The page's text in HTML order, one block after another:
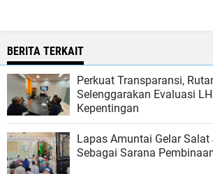
BERITA TERKAIT
Perkuat Transparansi,
Selenggarakan Evaluasi
Kepentingan
Lapas Amuntai Gelar
Sebagai Sarana